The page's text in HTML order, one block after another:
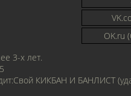
OK.ru
3-х лет.
КИКБАН И БАНЛИСТ